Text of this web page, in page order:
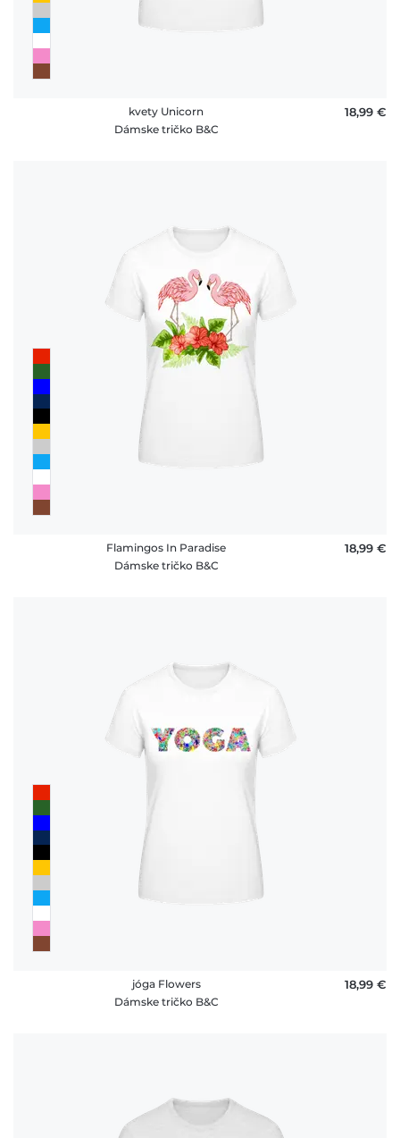
kvety Unicorn
Dámske tričko B&C
18,99 €
Flamingos In Paradise
Dámske tričko B&C
18,99 €
jóga Flowers
Dámske tričko B&C
18,99 €